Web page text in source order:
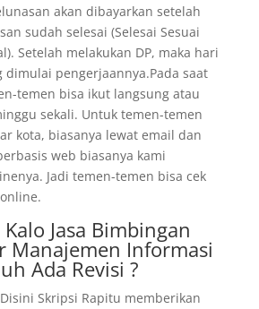
akan dibayarkan setelah
sudah selesai (Selesai Sesuai
Setelah melakukan DP, maka hari
dimulai pengerjaannya.Pada saat
temen bisa ikut langsung atau
sekali. Untuk temen-temen
kota, biasanya lewat email dan
web biasanya kami
Jadi temen-temen bisa cek
Jasa Bimbingan
Manajemen Informasi
Ada Revisi ?
Skripsi Rapitu memberikan